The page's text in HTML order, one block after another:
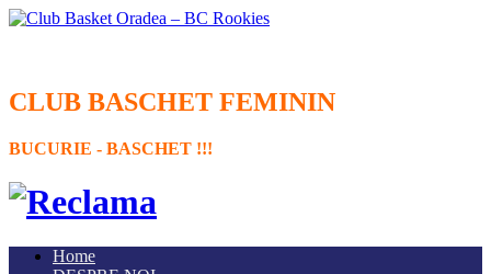
CLUB BASCHET FEMININ
BUCURIE - BASCHET !!!
Home